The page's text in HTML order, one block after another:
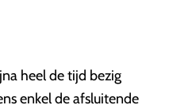
heel de tijd bezig
enkel de afsluitende